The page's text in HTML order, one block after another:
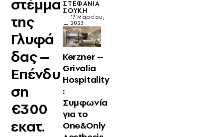
στέμμα
της
Γλυφά
δας –
Επένδυ
ση
€300
εκατ.
ΣΤΕΦΑΝΊΑ
ΣΟΎΚΗ
17 Μαρτίου,
2023
Kerzner –
Grivalia
Hospitality
:
Συμφωνία
για το
One&Only